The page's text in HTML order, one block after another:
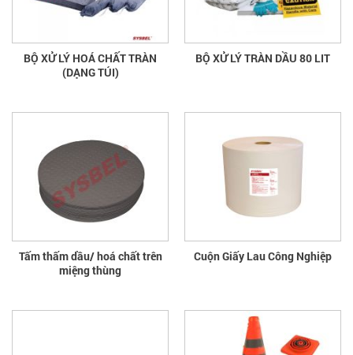
BỘ XỬ LÝ HOÁ CHẤT TRÀN
(DẠNG TÚI)
BỘ XỬ LÝ TRÀN DẦU 80 LIT
Tấm thấm dầu/ hoá chất trên
miệng thùng
Cuộn Giấy Lau Công Nghiệp